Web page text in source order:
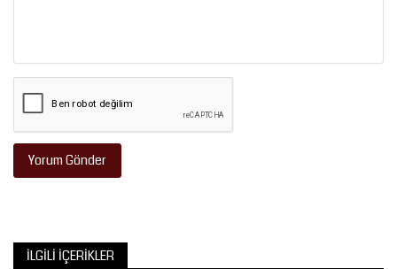
Yorum Gönder
İLGILI İÇERIKLER